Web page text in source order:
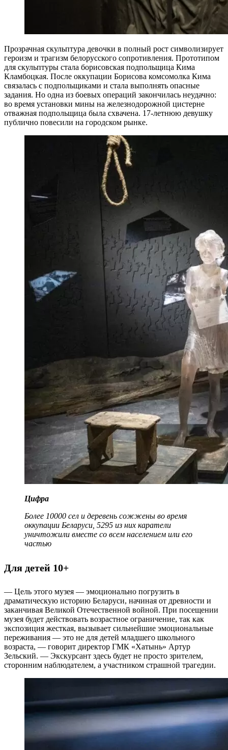
Прозрачная скульптура девочки в полный рост символизирует
героизм и трагизм белорусского сопротивления. Прототипом
для скульптуры стала борисовская подпольщица Кима
Кламбоцкая. После оккупации Борисова комсомолка Кима
связалась с подпольщиками и стала выполнять опасные
задания. Но одна из боевых операций закончилась неудачно:
во время установки мины на железнодорожной цистерне
отважная подпольщица была схвачена. 17-летнюю девушку
публично повесили на городском рынке.
Цифра
Более 10000 сел и деревень сожжены во время
оккупации Беларуси, 5295 из них каратели
уничтожили вместе со всем населением или его
частью
Для детей 10+
— Цель этого музея — эмоционально погрузить в
драматическую историю Беларуси, начиная от древности и
заканчивая Великой Отечественной войной. При посещении
музея будет действовать возрастное ограничение, так как
экспозиция жесткая, вызывает сильнейшие эмоциональные
переживания — это не для детей младшего школьного
возраста, — говорит директор ГМК «Хатынь» Артур
Зельский. — Экскурсант здесь будет не просто зрителем,
сторонним наблюдателем, а участником страшной трагедии.